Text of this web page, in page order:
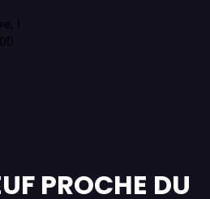
PROCHE DU